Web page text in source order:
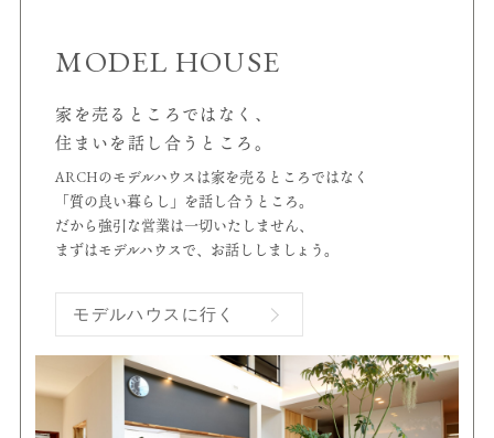
MODEL HOUSE
家を売るところではなく、
住まいを話し合うところ。
ARCHのモデルハウスは家を売るところではなく
「質の良い暮らし」を話し合うところ。
だから強引な営業は一切いたしません、
まずはモデルハウスで、お話ししましょう。
モデルハウスに行く